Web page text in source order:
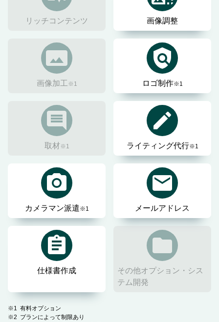
リッチコンテンツ 画像調整
画像加工 ※1 ロゴ制作※1
取材※1 ライティング代行※1
カメラマン派遣※1 メールアドレス
仕様書作成
その他オプション・シス
テム開発
有料オプション
プランによって制限あり